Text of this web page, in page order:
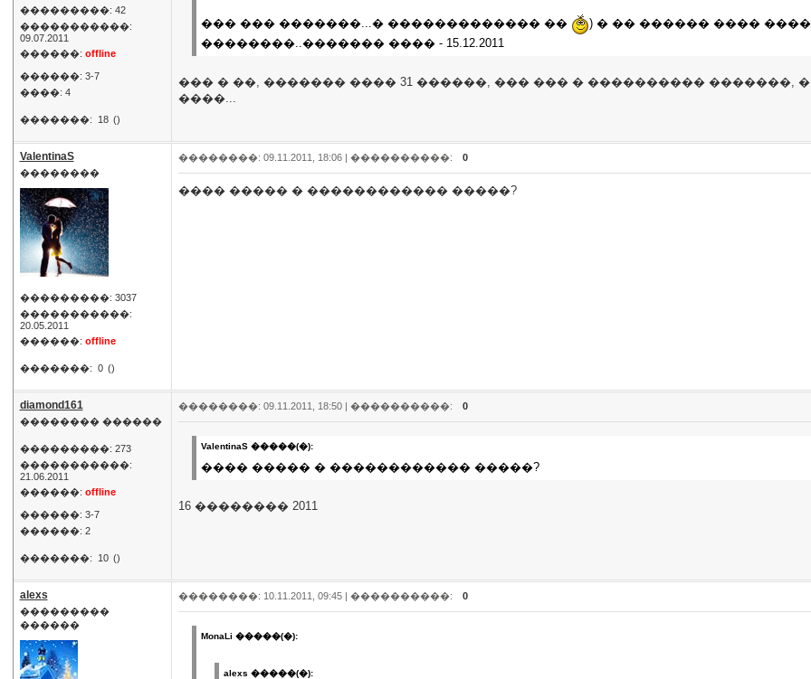
���������: 42
�����������:
09.07.2011
������: offline
������: 3-7
����: 4
�������: 18 ()
��� ��� �������...� ������������� ��
) � �� ������ ����
��������..������� ���� - 15.12.2011
��� � ��, ������� ���� 31 ������, ��� ��� � ���������� �������,
����...
ValentinaS
��������
���������: 3037
�����������:
20.05.2011
������: offline
�������: 0 ()
��������: 09.11.2011, 18:06 | ����������: 0
���� ����� � ������������ �����?
diamond161
�������� ������
���������: 273
�����������:
21.06.2011
������: offline
������: 3-7
������: 2
�������: 10 ()
��������: 09.11.2011, 18:50 | ����������: 0
ValentinaS �����(�):
���� ����� � ������������ �����?
16 �������� 2011
alexs
���������
������
��������: 10.11.2011, 09:45 | ����������: 0
MonaLi �����(�):
alexs �����(�):